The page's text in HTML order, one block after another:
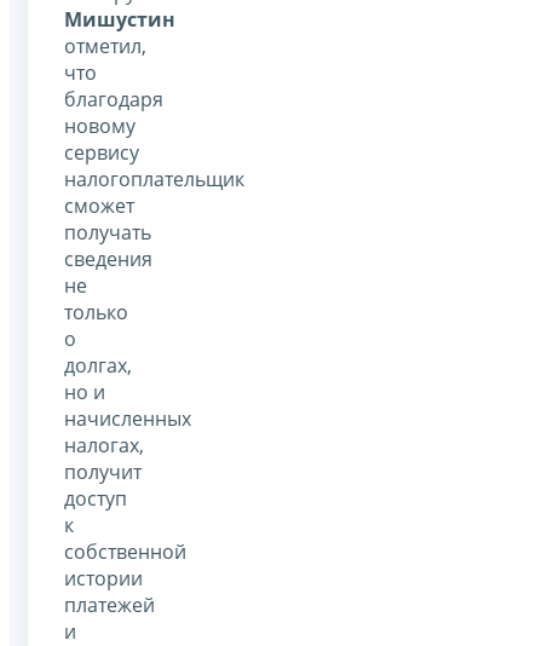
Мишустин
отметил,
что
благодаря
новому
сервису
налогоплательщик
сможет
получать
сведения
не
только
о
долгах,
но и
начисленных
налогах,
получит
доступ
к
собственной
истории
платежей
и